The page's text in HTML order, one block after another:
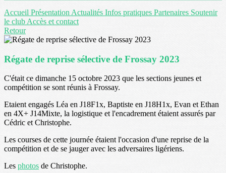
Accueil Présentation Actualités Infos pratiques Partenaires Soutenir
le club Accès et contact
Retour
Régate de reprise sélective de Frossay 2023
C'était ce dimanche 15 octobre 2023 que les sections jeunes et
compétition se sont réunis à Frossay.
Etaient engagés Léa en J18F1x, Baptiste en J18H1x, Evan et Ethan
en 4X+ J14Mixte, la logistique et l'encadrement étaient assurés par
Cédric et Christophe.
Les courses de cette journée étaient l'occasion d'une reprise de la
compétition et de se jauger avec les adversaires ligériens.
Les photos de Christophe.